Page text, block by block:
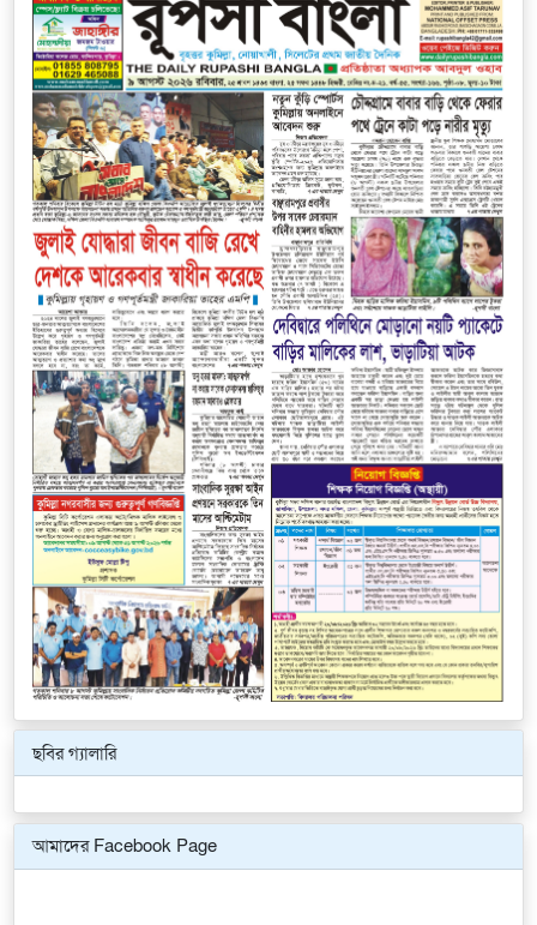
ছবির গ্যালারি
আমাদের Facebook Page